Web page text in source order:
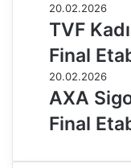
20.02.2026
TVF
Final
20.02.2026
AXA
Final